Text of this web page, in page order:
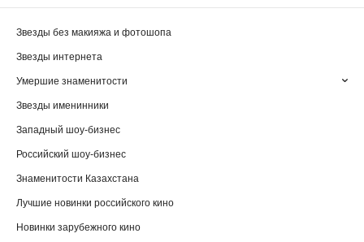
Звезды без макияжа и фотошопа
Звезды интернета
Умершие знаменитости
Звезды именинники
Западный шоу-бизнес
Российский шоу-бизнес
Знаменитости Казахстана
Лучшие новинки российского кино
Новинки зарубежного кино